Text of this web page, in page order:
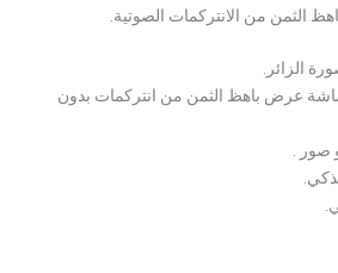
الثمن من الانتركمات الصوتية.
الزائر.
عرض باهظ الثمن من انتركمات بدون
صور .